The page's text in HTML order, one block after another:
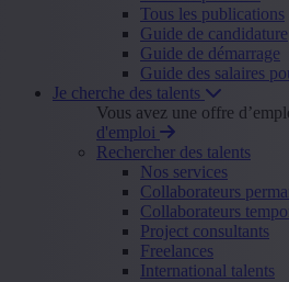
Tous les publications
Guide de candidature
Guide de démarrage
Guide des salaires
Je cherche des talents
Vous avez une offre
d'emploi
Rechercher des talents
Nos services
Collaborateurs
Collaborateurs
Project consultants
Freelances
International talents